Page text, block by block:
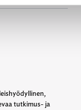
tutkimus- ja